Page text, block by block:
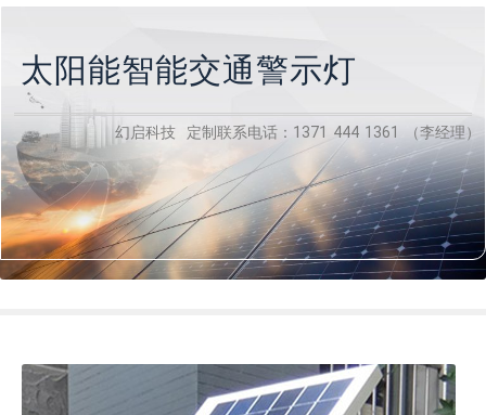
太阳能智能交通警示灯
幻启科技 定制联系电话：1371 444 1361 （李经理）